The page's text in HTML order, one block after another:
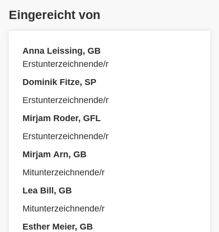
Eingereicht von
Anna Leissing, GB
Erstunterzeichnende/r
Dominik Fitze, SP
Erstunterzeichnende/r
Mirjam Roder, GFL
Erstunterzeichnende/r
Mirjam Arn, GB
Mitunterzeichnende/r
Lea Bill, GB
Mitunterzeichnende/r
Esther Meier, GB